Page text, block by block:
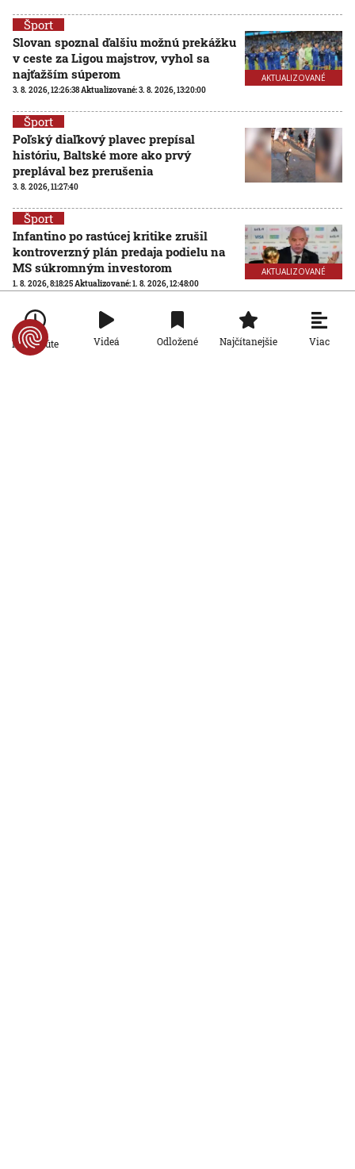
AKTUALIZOVANÉ
Šport
Slovan spoznal ďalšiu možnú prekážku
v ceste za Ligou majstrov, vyhol sa
najťažším súperom
3. 8. 2026, 12:26:38Aktualizované:3. 8. 2026, 13:20:00
Šport
Poľský diaľkový plavec prepísal
históriu, Baltské more ako prvý
preplával bez prerušenia
3. 8. 2026, 11:27:40
AKTUALIZOVANÉ
Šport
Infantino po rastúcej kritike zrušil
kontroverzný plán predaja podielu na
MS súkromným investorom
1. 8. 2026, 8:18:25Aktualizované:1. 8. 2026, 12:48:00
Šport
Futbalové MS so 64 účastníkmi? FIFA
hľadá nezávislú spoločnosť na
Po minúte Videá Odložené Najčítanejšie Viac